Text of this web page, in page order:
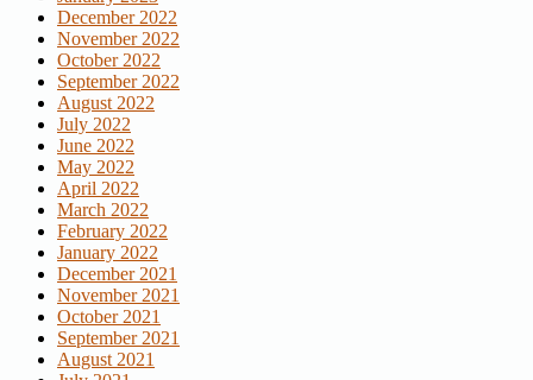
December 2022
November 2022
October 2022
September 2022
August 2022
July 2022
June 2022
May 2022
April 2022
March 2022
February 2022
January 2022
December 2021
November 2021
October 2021
September 2021
August 2021